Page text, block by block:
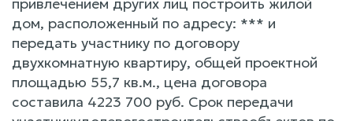
дом, расположенный по адресу: *** и
передать участнику по договору
двухкомнатную квартиру, общей проектной
площадью 55,7 кв.м., цена договора
составила 4223 700 руб. Срок передачи